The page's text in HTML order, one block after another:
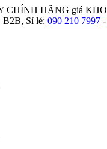
CHÍNH HÃNG giá KHO
B2B, Sỉ lẻ: 090 210 7997 -